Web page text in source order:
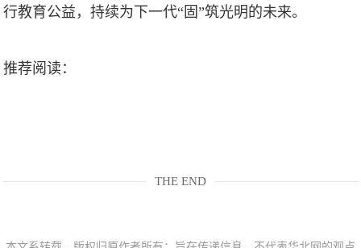
行教育公益，持续为下一代“固”筑光明的未来。
推荐阅读：
THE END